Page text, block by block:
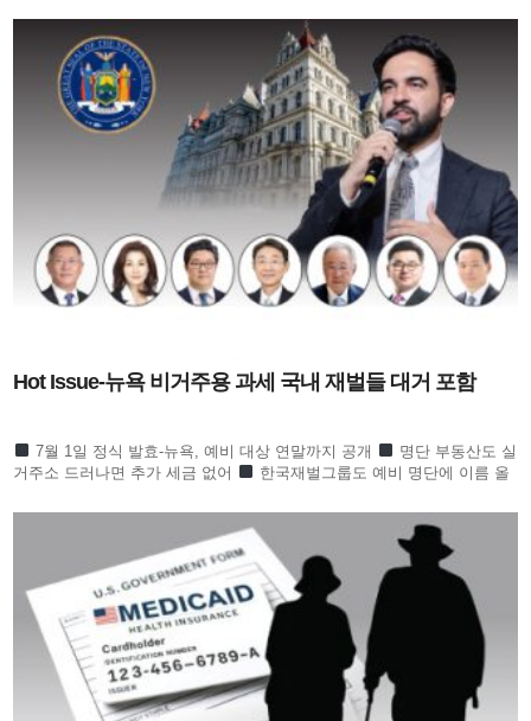
Hot Issue-뉴욕 비거주용 과세 국내 재벌들 대거 포함
7월 1일 정식 발효-뉴욕, 예비 대상 연말까지 공개
명단 부동산도 실
거주소 드러나면 추가 세금 없어
한국재벌그룹도 예비 명단에 이름 올